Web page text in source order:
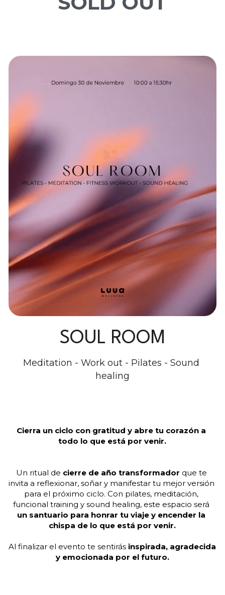
SOUL ROOM
Meditation - Work out - Pilates - Sound
healing
Cierra un ciclo con gratitud y abre tu corazón a
todo lo que está por venir.
Un ritual de cierre de año transformador que te
invita a reflexionar, soñar y manifestar tu mejor versión
para el próximo ciclo. Con pilates, meditación,
funcional training
un santuario para honrar tu viaje y encender la
chispa de lo que está por venir.
Al finalizar el evento te sentirás inspirada, agradecida
y emocionada por el futuro.